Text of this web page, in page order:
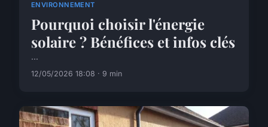
ENVIRONNEMENT
Pourquoi choisir l'énergie
solaire ? Bénéfices et infos clés
...
12/05/2026 18:08 · 9 min